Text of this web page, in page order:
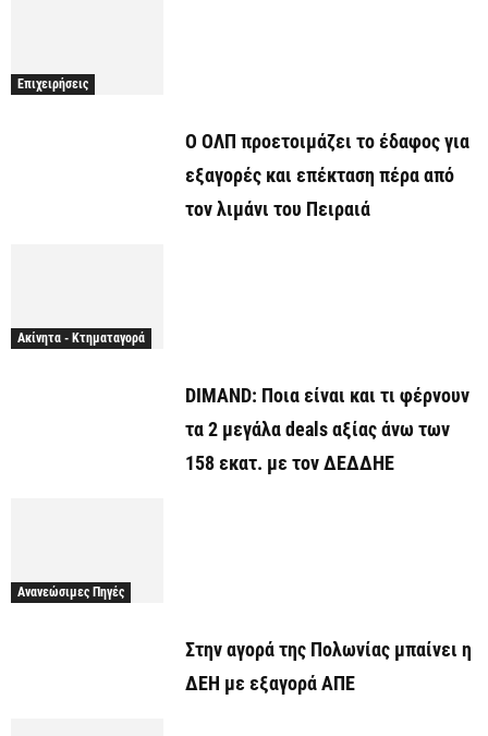
Επιχειρήσεις
O ΟΛΠ προετοιμάζει το έδαφος για
εξαγορές και επέκταση πέρα από
τον λιμάνι του Πειραιά
Ακίνητα - Κτηματαγορά
DIMAND: Ποια είναι και τι φέρνουν
τα 2 μεγάλα deals αξίας άνω των
158 εκατ. με τον ΔΕΔΔΗΕ
Ανανεώσιμες Πηγές
Στην αγορά της Πολωνίας μπαίνει η
ΔΕΗ με εξαγορά ΑΠΕ